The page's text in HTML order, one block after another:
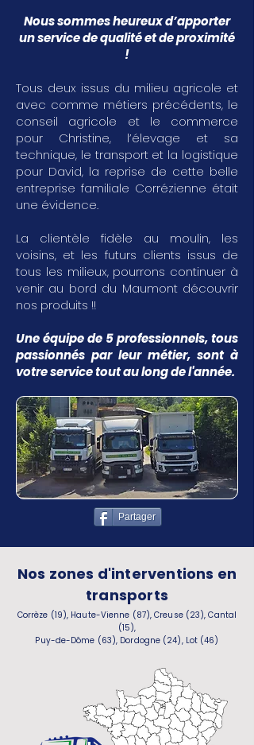
Nous sommes heureux d’apporter
un service de qualité et de proximité
!
Tous deux issus du milieu agricole et
avec comme métiers précédents, le
conseil agricole et le commerce
pour Christine, l’élevage et sa
technique, le transport et la logistique
pour David, la reprise de cette belle
entreprise familiale Corrézienne était
une évidence.
La clientèle fidèle au moulin, les
voisins, et les futurs clients issus de
tous les milieux, pourrons continuer à
venir au bord du Maumont découvrir
nos produits !!
Une équipe de 5 professionnels, tous
passionnés par leur métier, sont à
votre service tout au long de l'année.
Partager
Nos zones d'interventions en
transports
Corrèze (19), Haute-Vienne (87), Creuse (23), Cantal
(15),
Puy-de-Dôme (63), Dordogne (24), Lot (46)